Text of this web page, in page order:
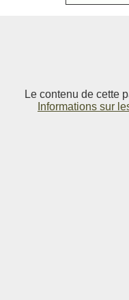
Le contenu de cette
Informations sur